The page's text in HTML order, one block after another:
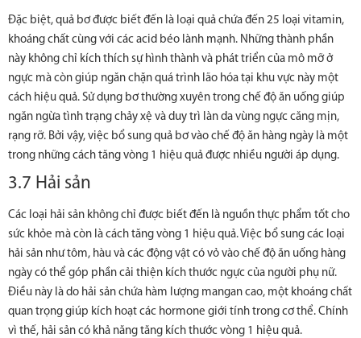
Đặc biệt, quả bơ được biết đến là loại quả chứa đến 25 loại vitamin,
khoáng chất cùng với các acid béo lành mạnh. Những thành phần
này không chỉ kích thích sự hình thành và phát triển của mô mỡ ở
ngực mà còn giúp ngăn chặn quá trình lão hóa tại khu vực này một
cách hiệu quả. Sử dụng bơ thường xuyên trong chế độ ăn uống giúp
ngăn ngừa tình trạng chảy xệ và duy trì làn da vùng ngực căng mịn,
rạng rỡ. Bởi vậy, việc bổ sung quả bơ vào chế độ ăn hàng ngày là một
trong những cách tăng vòng 1 hiệu quả được nhiều người áp dụng.
3.7 Hải sản
Các loại hải sản không chỉ được biết đến là nguồn thực phẩm tốt cho
sức khỏe mà còn là cách tăng vòng 1 hiệu quả. Việc bổ sung các loại
hải sản như tôm, hàu và các động vật có vỏ vào chế độ ăn uống hàng
ngày có thể góp phần cải thiện kích thước ngực của người phụ nữ.
Điều này là do hải sản chứa hàm lượng mangan cao, một khoáng chất
quan trọng giúp kích hoạt các hormone giới tính trong cơ thể. Chính
vì thế, hải sản có khả năng tăng kích thước vòng 1 hiệu quả.